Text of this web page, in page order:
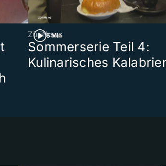
5 Min
ZüriNews
Sommerserie Teil 4:
Kulinarisches